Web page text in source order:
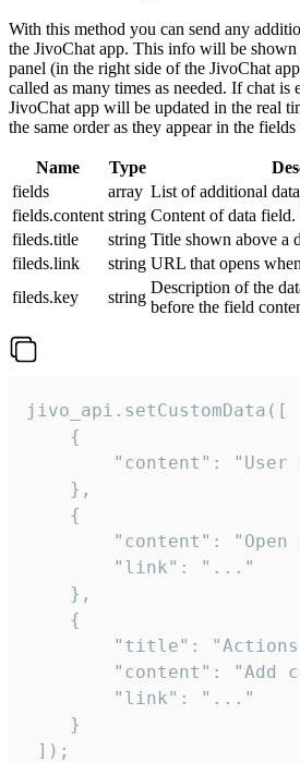
With this method you can send any
the JivoChat app. This info will be
panel (in the right side of the JivoChat
called as many times as needed. If chat is
JivoChat app will be updated in the real
the same order as they appear in the fields
Name Type
fields
array List of additional
fields.content string Content of data
fileds.title
string Title shown above a
fileds.link
string URL that opens
fileds.key
string
Description of the
before the field
jivo_api.setCustomData([
    {
"content": "User
    },
    {
"content": "Open
        "link": "..."
    },
    {
"title":
"content": "Add
        "link": "..."
    }
]);